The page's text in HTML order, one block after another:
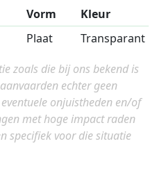
Vorm
Kleur
Plaat
Transparant
zoals die bij ons bekend is
echter geen
onjuistheden en/of
met hoge impact raden
specifiek voor die situatie